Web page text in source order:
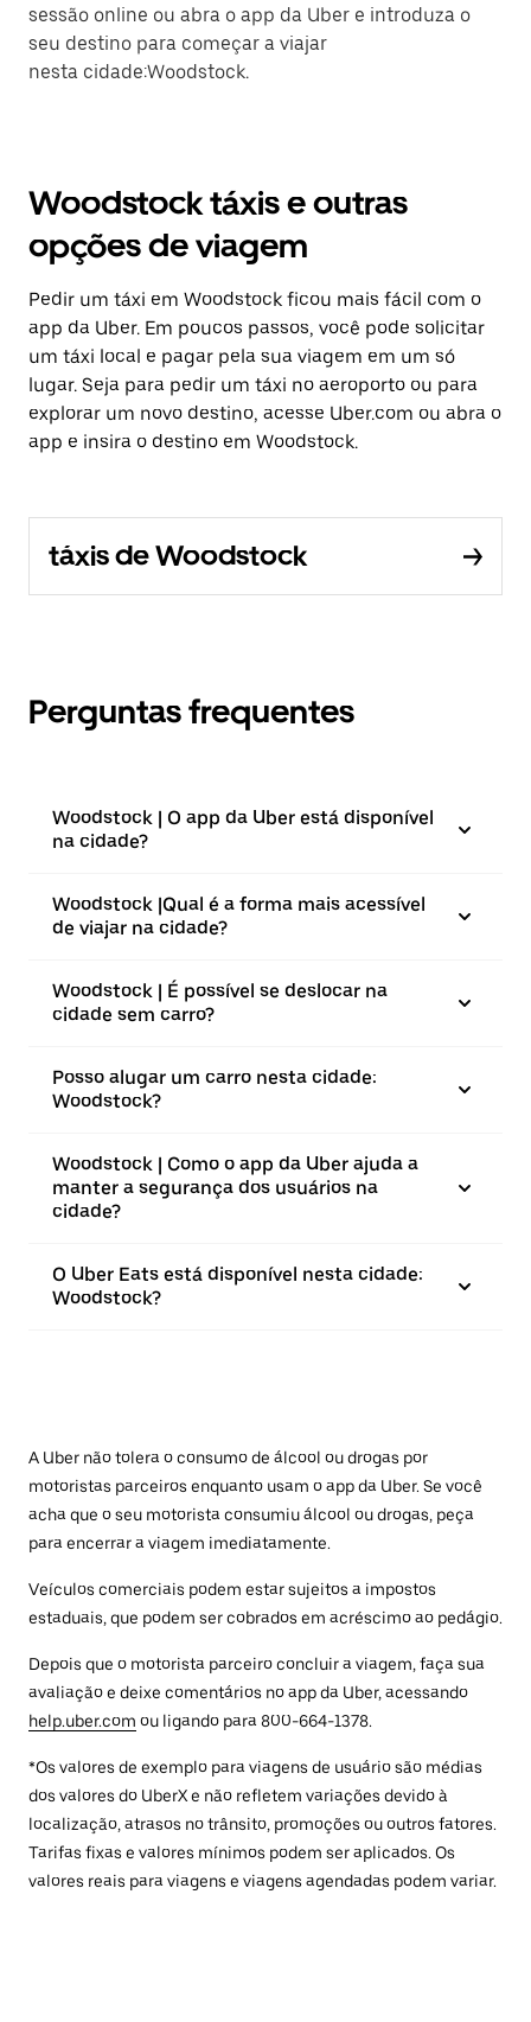
sessão online ou abra o app da Uber e introduza o
seu destino para começar a viajar
nesta cidade:Woodstock.
Woodstock táxis e outras
opções de viagem
Pedir um táxi em Woodstock ficou mais fácil com o
app da Uber. Em poucos passos, você pode solicitar
um táxi local e pagar pela sua viagem em um só
lugar. Seja para pedir um táxi no aeroporto ou para
explorar um novo destino, acesse Uber.com ou abra o
app e insira o destino em Woodstock.
táxis de Woodstock
Perguntas frequentes
Woodstock | O app da Uber está disponível
na cidade?
Woodstock |⁠Qual é a forma mais acessível
de viajar na cidade?
Woodstock | É possível se deslocar na
cidade sem carro?
Posso alugar um carro nesta cidade:
Woodstock?
Woodstock | Como o app da Uber ajuda a
manter a segurança dos usuários na
cidade?
O Uber Eats está disponível nesta cidade:
Woodstock?
A Uber não tolera o consumo de álcool ou drogas por
motoristas parceiros enquanto usam o app da Uber. Se você
acha que o seu motorista consumiu álcool ou drogas, peça
para encerrar a viagem imediatamente.
Veículos comerciais podem estar sujeitos a impostos
estaduais, que podem ser cobrados em acréscimo ao pedágio.
Depois que o motorista parceiro concluir a viagem, faça sua
avaliação e deixe comentários no app da Uber, acessando
help.uber.com ou ligando para 800-664-1378.
*Os valores de exemplo para viagens de usuário são médias
dos valores do UberX e não refletem variações devido à
localização, atrasos no trânsito, promoções ou outros fatores.
Tarifas fixas e valores mínimos podem ser aplicados. Os
valores reais para viagens e viagens agendadas podem variar.